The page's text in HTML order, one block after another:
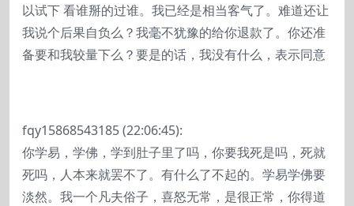
以试下 看谁掰的过谁。我已经是相当客气了。难道还让
我说个后果自负么？我毫不犹豫的给你退款了。你还准
备要和我较量下么？要是的话，我没有什么，表示同意
fqy15868543185 (22:06:45):
你学易，学佛，学到肚子里了吗，你要我死是吗，死就
死吗，人本来就罢不了。有什么了不起的。学易学佛要
淡然。我一个凡夫俗子，喜怒无常，是很正常，你得道